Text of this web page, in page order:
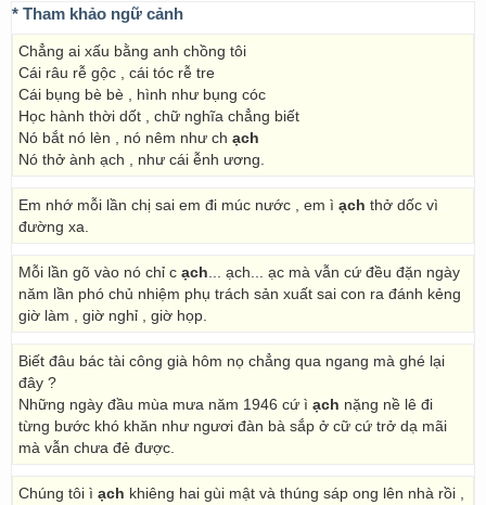
* Tham khảo ngữ cảnh
Chẳng ai xấu bằng anh chồng tôi
Cái râu rễ gộc , cái tóc rễ tre
Cái bụng bè bè , hình như bụng cóc
Học hành thời dốt , chữ nghĩa chẳng biết
Nó bắt nó lèn , nó nêm như ch ạch
Nó thở ành ạch , như cái ễnh ương.
Em nhớ mỗi lần chị sai em đi múc nước , em ì ạch thở dốc vì
đường xa.
Mỗi lần gõ vào nó chỉ c ạch ... ạch... ạc mà vẫn cứ đều đặn ngày
năm lần phó chủ nhiệm phụ trách sản xuất sai con ra đánh kẻng
giờ làm , giờ nghỉ , giờ họp.
Biết đâu bác tài công già hôm nọ chẳng qua ngang mà ghé lại
đây ?
Những ngày đầu mùa mưa năm 1946 cứ ì ạch nặng nề lê đi
từng bước khó khăn như ngươi đàn bà sắp ở cữ cứ trở dạ mãi
mà vẫn chưa đẻ được.
Chúng tôi ì ạch khiêng hai gùi mật và thúng sáp ong lên nhà rồi ,